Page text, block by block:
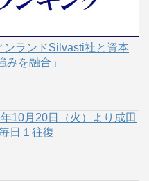
ンランドSilvasti社と資本
みを融合」
10月20日（火）より成田
日１往復